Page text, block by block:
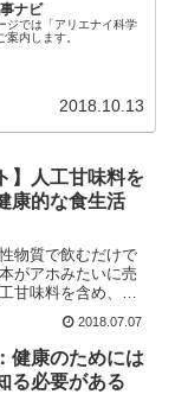
ナビ
ジでは「アリエナイ科学
案内します。
2018.10.13
】人工甘味料を
康的な食生活
物質で飲むだけで
がアホみたいに売
甘味料を含め、あ
ませんし、多少体
なくて良いと言っ
ん。
2018.07.07
健康のためには
る必要がある